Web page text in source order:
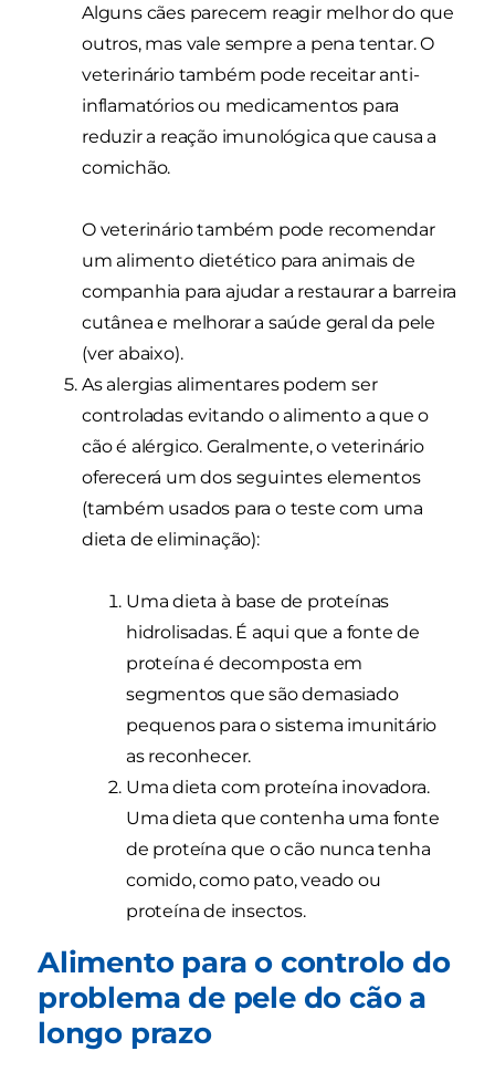
Alguns cães parecem reagir melhor do que
outros, mas vale sempre a pena tentar. O
veterinário também pode receitar anti-
inflamatórios ou medicamentos para
reduzir a reação imunológica que causa a
comichão.
O veterinário também pode recomendar
um alimento dietético para animais de
companhia para ajudar a restaurar a barreira
cutânea e melhorar a saúde geral da pele
(ver abaixo).
As alergias alimentares podem ser
controladas evitando o alimento a que o
cão é alérgico. Geralmente, o veterinário
oferecerá um dos seguintes elementos
(também usados para o teste com uma
dieta de eliminação):
Uma dieta à base de proteínas
hidrolisadas. É aqui que a fonte de
proteína é decomposta em
segmentos que são demasiado
pequenos para o sistema imunitário
as reconhecer.
Uma dieta com proteína inovadora.
Uma dieta que contenha uma fonte
de proteína que o cão nunca tenha
comido, como pato, veado ou
proteína de insectos.
Alimento para o controlo do
problema de pele do cão a
longo prazo